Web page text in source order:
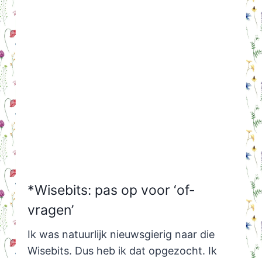
*Wisebits: pas op voor ‘of-
vragen’
Ik was natuurlijk nieuwsgierig naar die
Wisebits. Dus heb ik dat opgezocht. Ik